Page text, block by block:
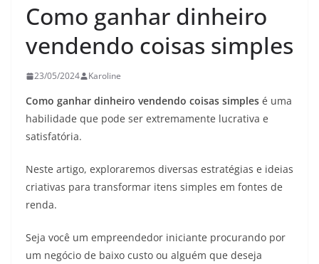
Como ganhar dinheiro
vendendo coisas simples
23/05/2024 Karoline
Como ganhar dinheiro vendendo coisas simples é uma
habilidade que pode ser extremamente lucrativa e
satisfatória.
Neste artigo, exploraremos diversas estratégias e ideias
criativas para transformar itens simples em fontes de
renda.
Seja você um empreendedor iniciante procurando por
um negócio de baixo custo ou alguém que deseja